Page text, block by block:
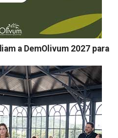
a DemOlivum 2027 para